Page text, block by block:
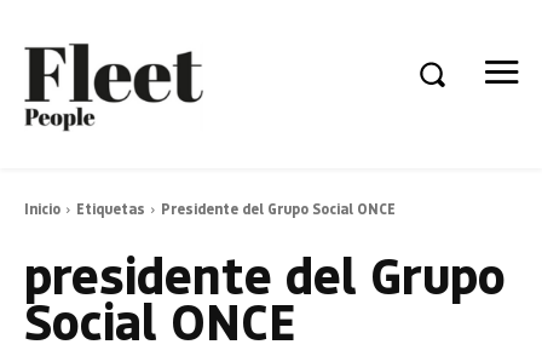
Inicio Etiquetas Presidente del Grupo Social ONCE
presidente del Grupo
Social ONCE